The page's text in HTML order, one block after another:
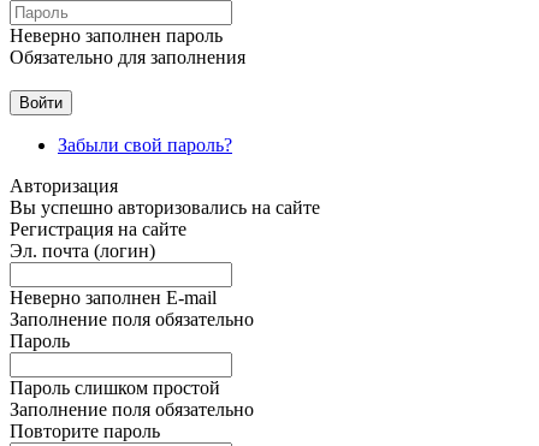
Неверно заполнен пароль
Обязательно для заполнения
Забыли свой пароль?
Авторизация
Вы успешно авторизовались на сайте
Регистрация на сайте
Эл. почта (логин)
Неверно заполнен E-mail
Заполнение поля обязательно
Пароль
Пароль слишком простой
Заполнение поля обязательно
Повторите пароль